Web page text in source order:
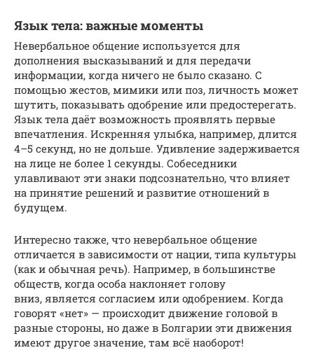
Язык тела: важные моменты
Невербальное общение используется для
дополнения высказываний и для передачи
информации, когда ничего не было сказано. С
помощью жестов, мимики или поз, личность может
шутить, показывать одобрение или предостерегать.
Язык тела даёт возможность проявлять первые
впечатления. Искренняя улыбка, например, длится
4–5 секунд, но не дольше. Удивление задерживается
на лице не более 1 секунды. Собеседники
улавливают эти знаки подсознательно, что влияет
на принятие решений и развитие отношений в
будущем.
Интересно также, что невербальное общение
отличается в зависимости от нации, типа культуры
(как и обычная речь). Например, в большинстве
обществ, когда особа наклоняет голову
вниз, является согласием или одобрением. Когда
говорят «нет» — происходит движение головой в
разные стороны, но даже в Болгарии эти движения
имеют другое значение, там всё наоборот!